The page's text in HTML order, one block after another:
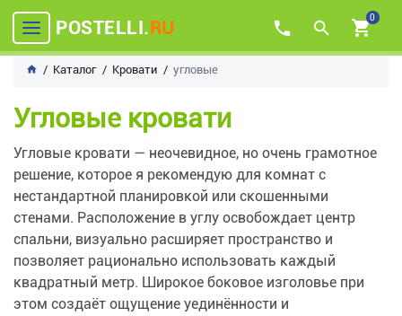
POSTELLI.RU 0
Каталог Кровати угловые
Угловые кровати
Угловые кровати — неочевидное, но очень грамотное
решение, которое я рекомендую для комнат с
нестандартной планировкой или скошенными
стенами. Расположение в углу освобождает центр
спальни, визуально расширяет пространство и
позволяет рационально использовать каждый
квадратный метр. Широкое боковое изголовье при
этом создаёт ощущение уединённости и